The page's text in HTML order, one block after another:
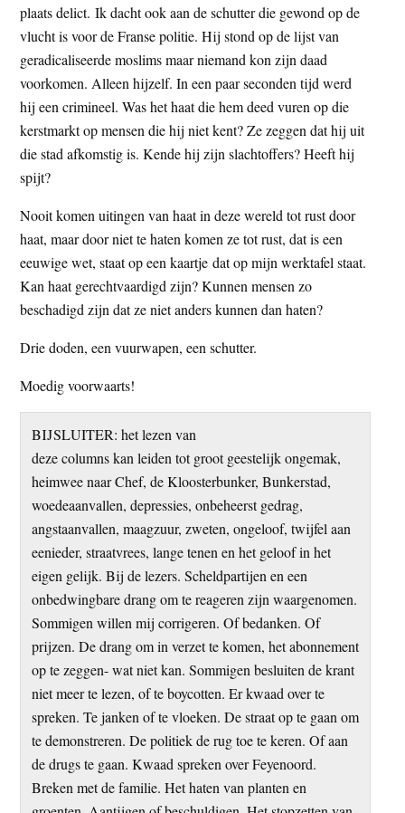
plaats delict. Ik dacht ook aan de schutter die gewond op de
vlucht is voor de Franse politie. Hij stond op de lijst van
geradicaliseerde moslims maar niemand kon zijn daad
voorkomen. Alleen hijzelf. In een paar seconden tijd werd
hij een crimineel. Was het haat die hem deed vuren op die
kerstmarkt op mensen die hij niet kent? Ze zeggen dat hij uit
die stad afkomstig is. Kende hij zijn slachtoffers? Heeft hij
spijt?
Nooit komen uitingen van haat in deze wereld tot rust door
haat, maar door niet te haten komen ze tot rust, dat is een
eeuwige wet, staat op een kaartje dat op mijn werktafel staat.
Kan haat gerechtvaardigd zijn? Kunnen mensen zo
beschadigd zijn dat ze niet anders kunnen dan haten?
Drie doden, een vuurwapen, een schutter.
Moedig voorwaarts!
BIJSLUITER: het lezen van
deze columns kan leiden tot groot geestelijk ongemak,
heimwee naar Chef, de Kloosterbunker, Bunkerstad,
woedeaanvallen, depressies, onbeheerst gedrag,
angstaanvallen, maagzuur, zweten, ongeloof, twijfel aan
eenieder, straatvrees, lange tenen en het geloof in het
eigen gelijk. Bij de lezers. Scheldpartijen en een
onbedwingbare drang om te reageren zijn waargenomen.
Sommigen willen mij corrigeren. Of bedanken. Of
prijzen. De drang om in verzet te komen, het abonnement
op te zeggen- wat niet kan. Sommigen besluiten de krant
niet meer te lezen, of te boycotten. Er kwaad over te
spreken. Te janken of te vloeken. De straat op te gaan om
te demonstreren. De politiek de rug toe te keren. Of aan
de drugs te gaan. Kwaad spreken over Feyenoord.
Breken met de familie. Het haten van planten en